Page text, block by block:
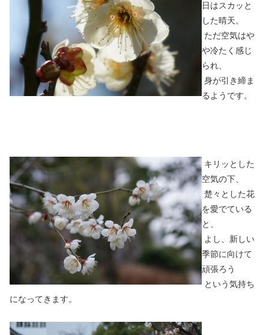
日はスカッと
した晴天。
ただ空気はや
や冷たく感じ
られ、
身が引き締ま
るようです。
キリッとした
空気の下、
楚々とした花
を愛でている
と、
よし、新しい
季節に向けて
頑張ろう
という気持ち
になってきます。